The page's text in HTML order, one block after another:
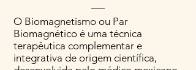
O Biomagnetismo ou Par
Biomagnético é uma técnica
terapêutica complementar e
integrativa de origem científica,